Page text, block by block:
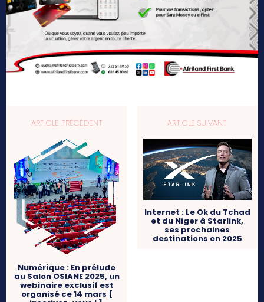
ARTICLE PRÉCÉDENT
Numérique : En prélude
au Salon OSIANE 2025, un
webinaire exclusif est
organisé ce 14 mars [
ARTICLE SUIVANT
Internet : Le Ok du Tchad
et du Niger à Starlink,
ses prochaines
destinations en 2025